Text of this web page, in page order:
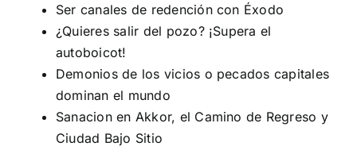
Ser canales de redención con Éxodo
¿Quieres salir del pozo? ¡Supera el
autoboicot!
Demonios de los vicios o pecados capitales
dominan el mundo
Sanacion en Akkor, el Camino de Regreso y
Ciudad Bajo Sitio